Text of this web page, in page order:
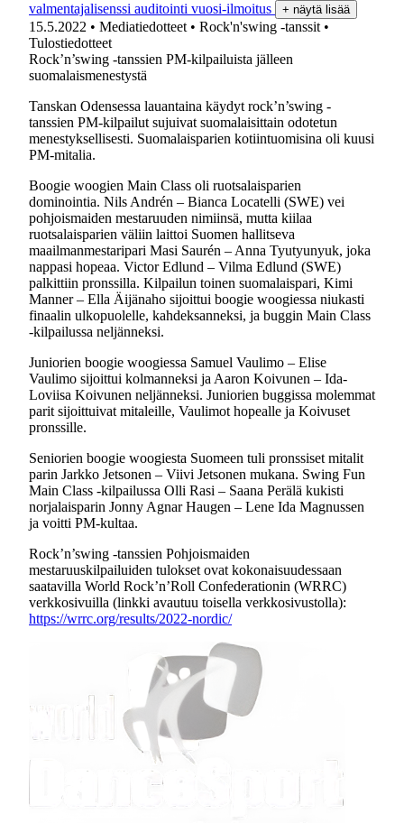
valmentajalisenssi auditointi vuosi-ilmoitus + näytä lisää
15.5.2022 • Mediatiedotteet • Rock'n'swing -tanssit •
Tulostiedotteet
Rock’n’swing -tanssien PM-kilpailuista jälleen
suomalaismenestystä
Tanskan Odensessa lauantaina käydyt rock’n’swing -
tanssien PM-kilpailut sujuivat suomalaisittain odotetun
menestyksellisesti. Suomalaisparien kotiintuomisina oli kuusi
PM-mitalia.
Boogie woogien Main Class oli ruotsalaisparien
dominointia. Nils Andrén – Bianca Locatelli (SWE) vei
pohjoismaiden mestaruuden nimiinsä, mutta kiilaa
ruotsalaisparien väliin laittoi Suomen hallitseva
maailmanmestaripari Masi Saurén – Anna Tyutyunyuk, joka
nappasi hopeaa. Victor Edlund – Vilma Edlund (SWE)
palkittiin pronssilla. Kilpailun toinen suomalaispari, Kimi
Manner – Ella Äijänaho sijoittui boogie woogiessa niukasti
finaalin ulkopuolelle, kahdeksanneksi, ja buggin Main Class
-kilpailussa neljänneksi.
Juniorien boogie woogiessa Samuel Vaulimo – Elise
Vaulimo sijoittui kolmanneksi ja Aaron Koivunen – Ida-
Loviisa Koivunen neljänneksi. Juniorien buggissa molemmat
parit sijoittuivat mitaleille, Vaulimot hopealle ja Koivuset
pronssille.
Seniorien boogie woogiesta Suomeen tuli pronssiset mitalit
parin Jarkko Jetsonen – Viivi Jetsonen mukana. Swing Fun
Main Class -kilpailussa Olli Rasi – Saana Perälä kukisti
norjalaisparin Jonny Agnar Haugen – Lene Ida Magnussen
ja voitti PM-kultaa.
Rock’n’swing -tanssien Pohjoismaiden
mestaruuskilpailuiden tulokset ovat kokonaisuudessaan
saatavilla World Rock’n’Roll Confederationin (WRRC)
verkkosivuilla (linkki avautuu toisella verkkosivustolla):
https://wrrc.org/results/2022-nordic/